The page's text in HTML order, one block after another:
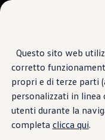
Questo sito web
corretto
propri e di terze parti
personalizzati in linea
utenti durante la
completa clicca qui.
Passa ai
contenuti
principali
Passa
a
fondo
pagina
VanLife
Pick-up
Veicoli
Van
Modelli
Confronta i
Volkswagen
Acquista il tuo